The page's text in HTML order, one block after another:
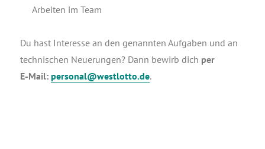
Arbei­ten im Team
Du hast Inter­es­se an den genann­ten Auf­ga­ben und an
tech­ni­schen Neue­run­gen? Dann bewirb dich per
E‑Mail:personal@westlotto.de.